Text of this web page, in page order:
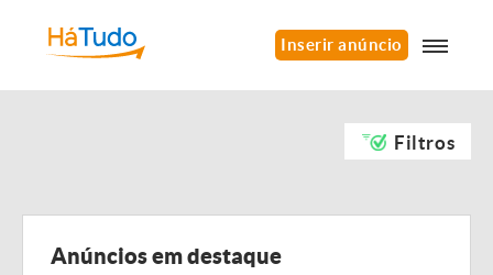
Inserir anúncio
Filtros
Anúncios em destaque